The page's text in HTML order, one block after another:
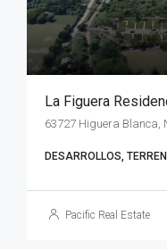
La Figuera
63727 Higuera Blanca,
DESARROLLOS,
Pacific Real Estate